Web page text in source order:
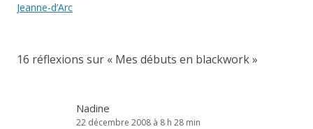
articles
Jeanne-d’Arc
16 réflexions sur « Mes débuts en blackwork»
Nadine
22 décembre 2008 à 8 h 28 min